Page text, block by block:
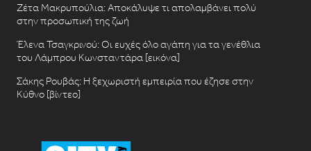
Ζέτα Μακρυπούλια: Αποκάλυψε τι απολαμβάνει πολύ
στην προσωπική της ζωή
Έλενα Τσαγκρινού: Οι ευχές όλο αγάπη για τα γενέθλια
του Λάμπρου Κωνσταντάρα [εικόνα]
Σάκης Ρουβάς: Η ξεχωριστή εμπειρία που έζησε στην
Κύθνο [βίντεο]